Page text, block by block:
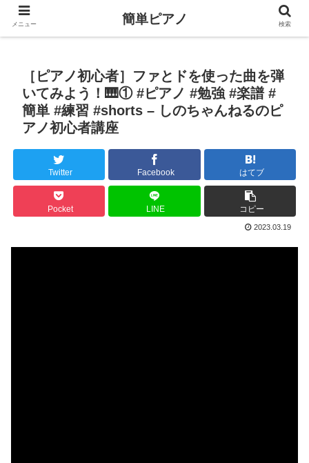
［ピアノ初心者］ファとドを使った曲を弾
いてみよう！🎹① #ピアノ #勉強 #楽譜 #
簡単 #練習 #shorts – しのちゃんねるのピ
アノ初心者講座
Twitter Facebook はてブ
Pocket LINE コピー
2023.03.19
メニュー 簡単ピアノ 検索